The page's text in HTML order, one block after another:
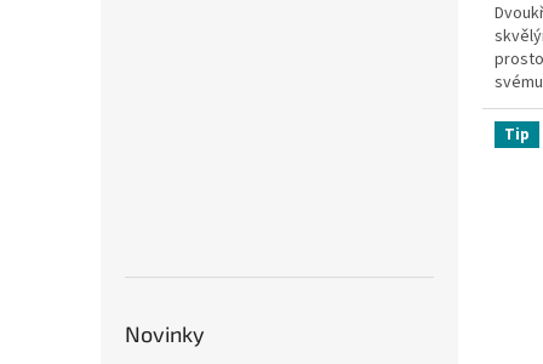
Novinky
Tip